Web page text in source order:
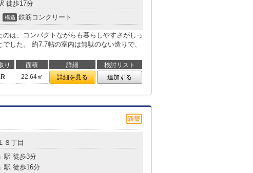
徒歩17分
構造 鉄筋コンクリート
は、コンパクトながらも暮らしやすさがしっ
した。 約7.7帖の室内は無駄のない造りで、
り 面積 詳細
検討リスト
22.64㎡ 詳細を見る 追加する
８丁目
」駅 徒歩3分
」駅 徒歩16分